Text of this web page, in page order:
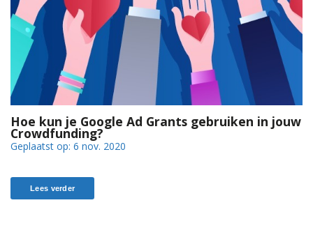
Hoe kun je Google Ad Grants gebruiken in jouw
Crowdfunding?
Geplaatst op: 6 nov. 2020
Lees verder